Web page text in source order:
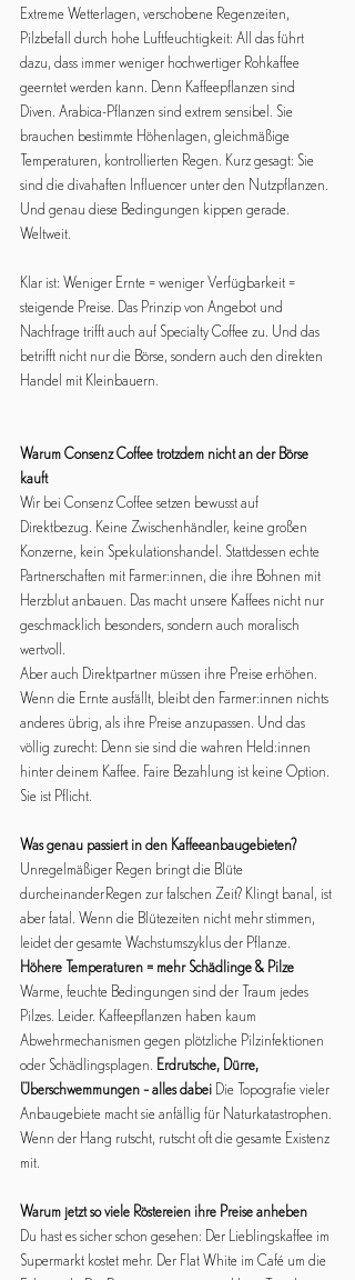
Extreme Wetterlagen, verschobene Regenzeiten,
Pilzbefall durch hohe Luftfeuchtigkeit: All das führt
dazu, dass immer weniger hochwertiger Rohkaffee
geerntet werden kann. Denn Kaffeepflanzen sind
Diven. Arabica-Pflanzen sind extrem sensibel. Sie
brauchen bestimmte Höhenlagen, gleichmäßige
Temperaturen, kontrollierten Regen. Kurz gesagt: Sie
sind die divahaften Influencer unter den Nutzpflanzen.
Und genau diese Bedingungen kippen gerade.
Weltweit.
Klar ist: Weniger Ernte = weniger Verfügbarkeit =
steigende Preise. Das Prinzip von Angebot und
Nachfrage trifft auch auf Specialty Coffee zu. Und das
betrifft nicht nur die Börse, sondern auch den direkten
Handel mit Kleinbauern.
Warum Consenz Coffee trotzdem nicht an der Börse
kauft
Wir bei Consenz Coffee setzen bewusst auf
Direktbezug. Keine Zwischenhändler, keine großen
Konzerne, kein Spekulationshandel. Stattdessen echte
Partnerschaften mit Farmer:innen, die ihre Bohnen mit
Herzblut anbauen. Das macht unsere Kaffees nicht nur
geschmacklich besonders, sondern auch moralisch
wertvoll.
Aber auch Direktpartner müssen ihre Preise erhöhen.
Wenn die Ernte ausfällt, bleibt den Farmer:innen nichts
anderes übrig, als ihre Preise anzupassen. Und das
völlig zurecht: Denn sie sind die wahren Held:innen
hinter deinem Kaffee. Faire Bezahlung ist keine Option.
Sie ist Pflicht.
Was genau passiert in den Kaffeeanbaugebieten?
Unregelmäßiger Regen bringt die Blüte
durcheinander Regen zur falschen Zeit? Klingt banal, ist
aber fatal. Wenn die Blütezeiten nicht mehr stimmen,
leidet der gesamte Wachstumszyklus der Pflanze.
Höhere Temperaturen = mehr Schädlinge & Pilze
Warme, feuchte Bedingungen sind der Traum jedes
Pilzes. Leider. Kaffeepflanzen haben kaum
Abwehrmechanismen gegen plötzliche Pilzinfektionen
oder Schädlingsplagen. Erdrutsche, Dürre,
Überschwemmungen – alles dabei Die Topografie vieler
Anbaugebiete macht sie anfällig für Naturkatastrophen.
Wenn der Hang rutscht, rutscht oft die gesamte Existenz
mit.
Warum jetzt so viele Röstereien ihre Preise anheben
Du hast es sicher schon gesehen: Der Lieblingskaffee im
Supermarkt kostet mehr. Der Flat White im Café um die